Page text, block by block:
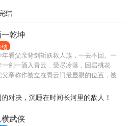
，上千斤的都有！求崔猎神来我国灭
“魔鬼让狼群疯狂了，到处都是凶狼，被
及埋！求崔猎神来我国宰狼！” …… 若
统计，崔猎神猎过的兽，保守估计绕地
结
乾坤
结
年看父亲背剑斩妖救人族，一去不回。一
剑一酒入青云，受尽冷落，困居桃花
亲称作被立在青云门最显眼的位置，被
守护之剑，那一刻，嘲笑他的人皆丧于
鞘，妖族颤栗，魔族胆寒，仙人震惊！
对决，沉睡在时间长河里的敌人！
武侠